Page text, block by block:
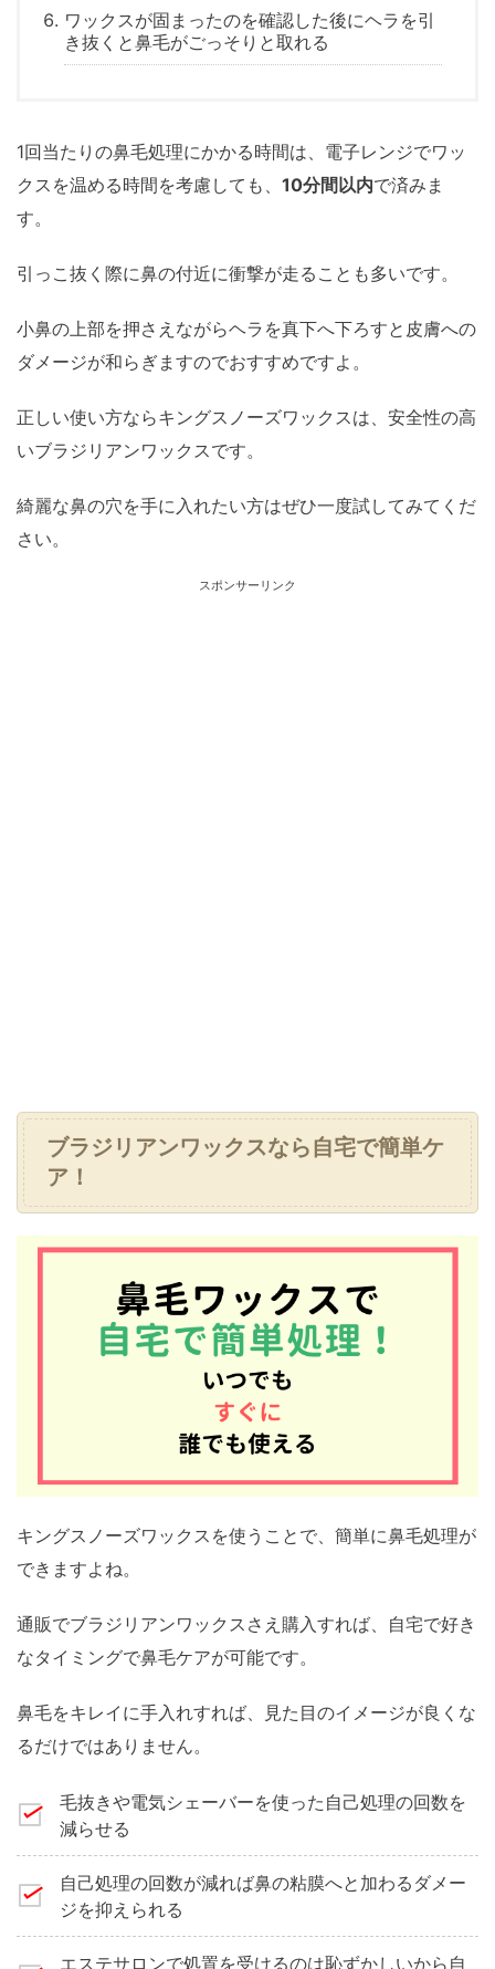
ワックスが固まったのを確認した後にヘラを引
き抜くと鼻毛がごっそりと取れる
1回当たりの鼻毛処理にかかる時間は、電子レンジでワッ
クスを温める時間を考慮しても、 10分間以内で済みま
す。
引っこ抜く際に鼻の付近に衝撃が走ることも多いです。
小鼻の上部を押さえながらヘラを真下へ下ろすと皮膚への
ダメージが和らぎますのでおすすめですよ。
正しい使い方ならキングスノーズワックスは、安全性の高
いブラジリアンワックスです。
綺麗な鼻の穴を手に入れたい方はぜひ一度試してみてくだ
さい。
スポンサーリンク
ブラジリアンワックスなら自宅で簡単ケ
ア！
キングスノーズワックスを使うことで、簡単に鼻毛処理が
できますよね。
通販でブラジリアンワックスさえ購入すれば、自宅で好き
なタイミングで鼻毛ケアが可能です。
鼻毛をキレイに手入れすれば、見た目のイメージが良くな
るだけではありません。
毛抜きや電気シェーバーを使った自己処理の回数を
減らせる
自己処理の回数が減れば鼻の粘膜へと加わるダメー
ジを抑えられる
エステサロンで処置を受けるのは恥ずかしいから自